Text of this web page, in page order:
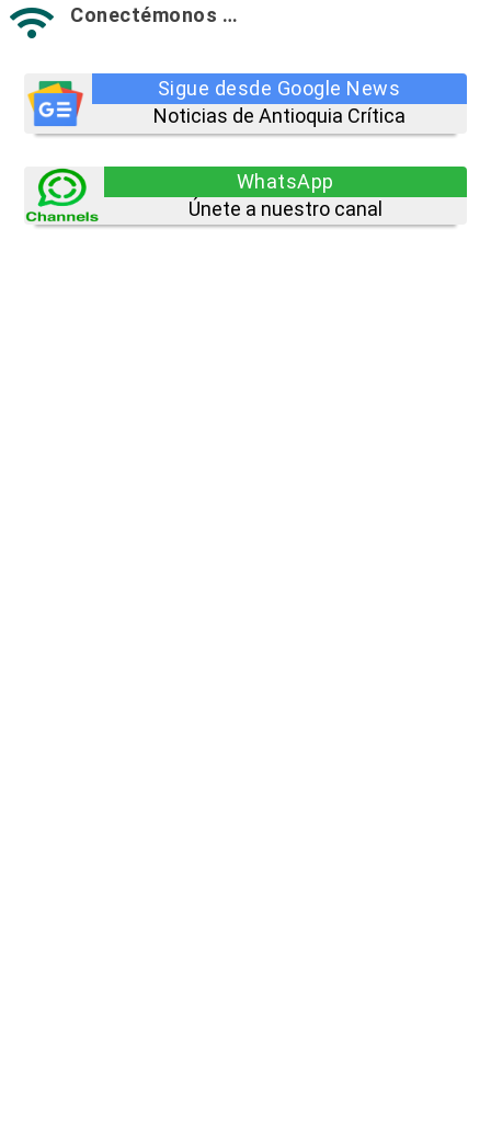
 Conectémonos …
Sigue desde Google News
Noticias de Antioquia Crítica
WhatsApp
Únete a nuestro canal